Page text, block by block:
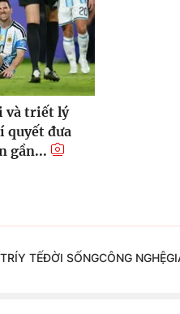
và triết lý
quyết đưa
gần...
Y TẾĐỜI SỐNGCÔNG NGHỆ